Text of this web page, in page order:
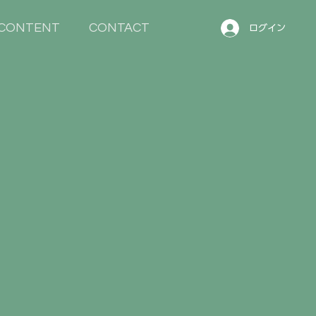
CONTACT ログイン